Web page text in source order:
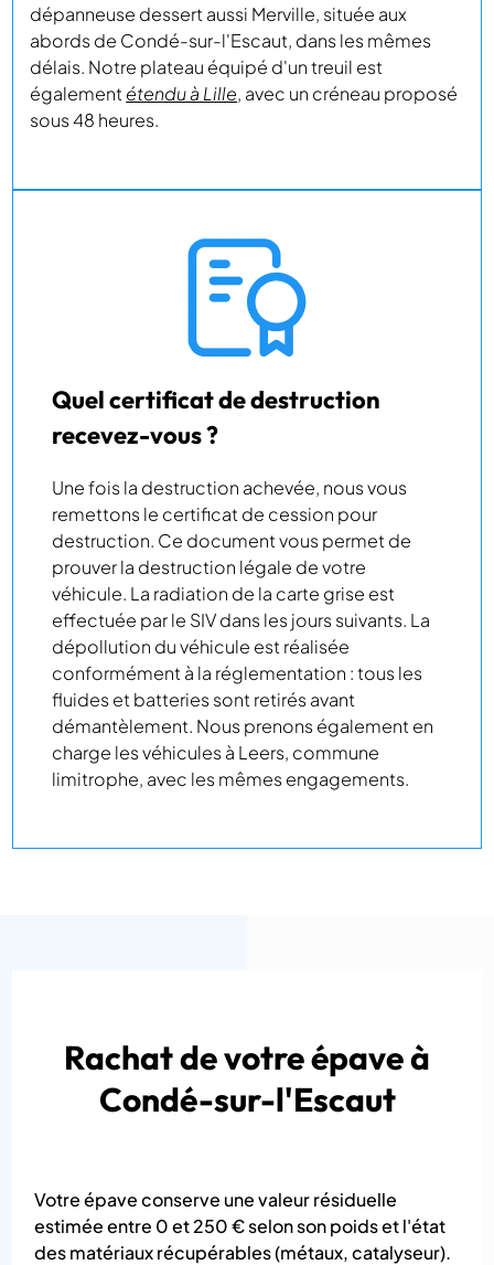
dépanneuse dessert aussi Merville, située aux
abords de Condé-sur-l'Escaut, dans les mêmes
délais. Notre plateau équipé d'un treuil est
également étendu à Lille, avec un créneau proposé
sous 48 heures.
Quel certificat de destruction
recevez-vous ?
Une fois la destruction achevée, nous vous
remettons le certificat de cession pour
destruction. Ce document vous permet de
prouver la destruction légale de votre
véhicule. La radiation de la carte grise est
effectuée par le SIV dans les jours suivants. La
dépollution du véhicule est réalisée
conformément à la réglementation : tous les
fluides et batteries sont retirés avant
démantèlement. Nous prenons également en
charge les véhicules à Leers, commune
limitrophe, avec les mêmes engagements.
Rachat de votre épave à
Condé-sur-l'Escaut
Votre épave conserve une valeur résiduelle
estimée entre 0 et 250 € selon son poids et l'état
des matériaux récupérables (métaux, catalyseur).